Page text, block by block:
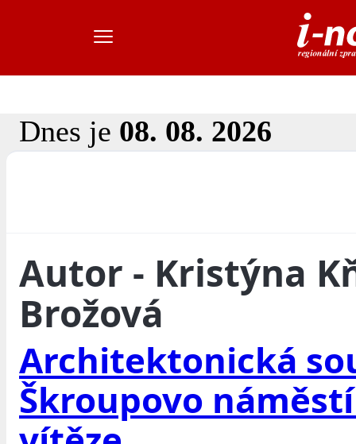
Dnes je 08. 08. 2026
Autor - Kristýna
Brožová
Architektonická
Škroupovo